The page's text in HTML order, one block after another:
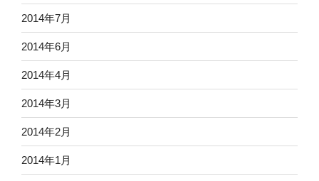
2014年7月
2014年6月
2014年4月
2014年3月
2014年2月
2014年1月